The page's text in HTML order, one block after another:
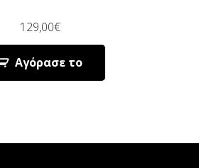
129,00€
Αγόρασε το